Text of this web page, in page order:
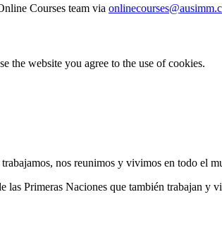
Courses team via
the website you agree to the use of cookies.
nos reunimos y vivimos en todo el
las Primeras Naciones que también trabajan y